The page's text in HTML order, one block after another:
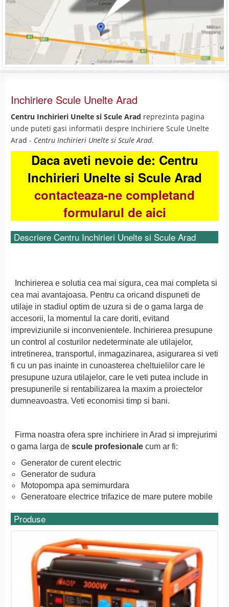
Inchiriere Scule Unelte Arad
Centru Inchirieri Unelte si Scule Arad reprezinta pagina
unde puteti gasi informatii despre Inchiriere Scule Unelte
Arad - Centru Inchirieri Unelte si Scule Arad.
Daca aveti nevoie de: Centru
Inchirieri Unelte si Scule Arad
contacteaza-ne completand
formularul de aici
Descriere Centru Inchirieri Unelte si Scule Arad
Inchirierea e solutia cea mai sigura, cea mai completa si
cea mai avantajoasa. Pentru ca oricand dispuneti de
utilaje in stadiul optim de uzura si de o gama larga de
accesorii, la momentul la care doriti, evitand
impreviziunile si inconvenientele. Inchirierea presupune
un control al costurilor nedeterminate ale utilajelor,
intretinerea, transportul, inmagazinarea, asigurarea si veti
fi cu un pas inainte in cunoasterea cheltuielilor care le
presupune uzura utilajelor, care le veti putea include in
presupunerile si rentabilizarea la maxim a proiectelor
dumneavoastra. Veti economisi timp si bani.
Firma noastra ofera spre inchiriere in Arad si imprejurimi
o gama larga de scule profesionale cum ar fi:
Generator de curent electric
Generator de sudura
Motopompa apa semimurdara
Generatoare electrice trifazice de mare putere mobile
Produse